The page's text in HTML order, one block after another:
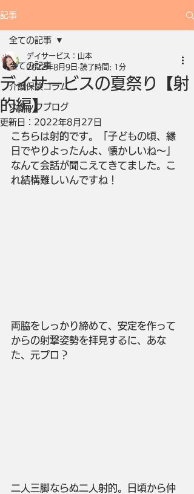
記事
全ての記事
介護保険コラム
スタッフブログ
全ての記事
デイサービスの夏祭り【射
的編】
デイサービス：山本
2022年8月9日 読了時間: 1分
更新日： 2022年8月27日
こちらは射的です。「子どもの頃、縁
日でやりよったんよ、懐かしいね～」
なんて会話が聞こえてきてました。こ
れ結構難しいんですね！
両脇をしっかり締めて、安定を作って
からの射撃姿勢を拝見するに、あな
た、元プロ？
二人三脚ならぬ二人射的。日頃から仲